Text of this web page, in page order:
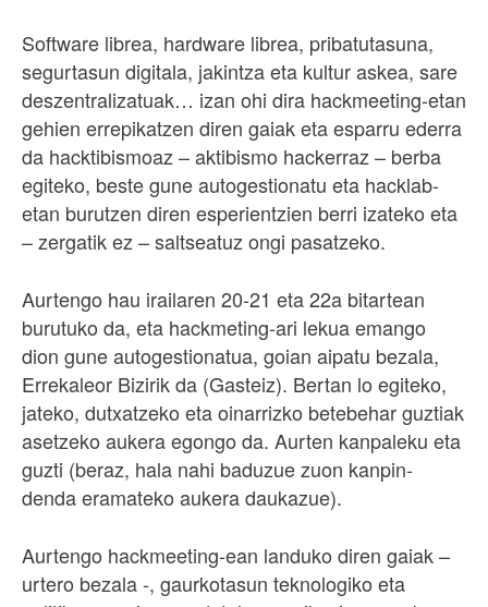
Software librea, hardware librea, pribatutasuna,
segurtasun digitala, jakintza eta kultur askea, sare
deszentralizatuak… izan ohi dira hackmeeting-etan
gehien errepikatzen diren gaiak eta esparru ederra
da hacktibismoaz – aktibismo hackerraz – berba
egiteko, beste gune autogestionatu eta hacklab-
etan burutzen diren esperientzien berri izateko eta
– zergatik ez – saltseatuz ongi pasatzeko.
Aurtengo hau irailaren 20-21 eta 22a bitartean
burutuko da, eta hackmeting-ari lekua emango
dion gune autogestionatua, goian aipatu bezala,
Errekaleor Bizirik da (Gasteiz). Bertan lo egiteko,
jateko, dutxatzeko eta oinarrizko betebehar guztiak
asetzeko aukera egongo da. Aurten kanpaleku eta
guzti (beraz, hala nahi baduzue zuon kanpin-
denda eramateko aukera daukazue).
Aurtengo hackmeeting-ean landuko diren gaiak –
urtero bezala -, gaurkotasun teknologiko eta